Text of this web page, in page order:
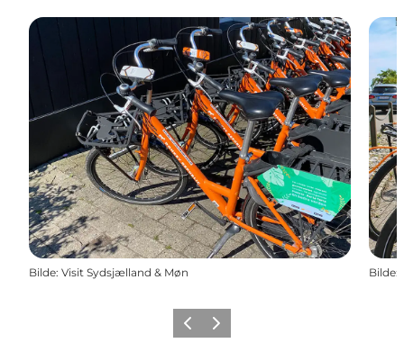
Bilde: Visit Sydsjælland & Møn Bilde:
ForrigeNeste